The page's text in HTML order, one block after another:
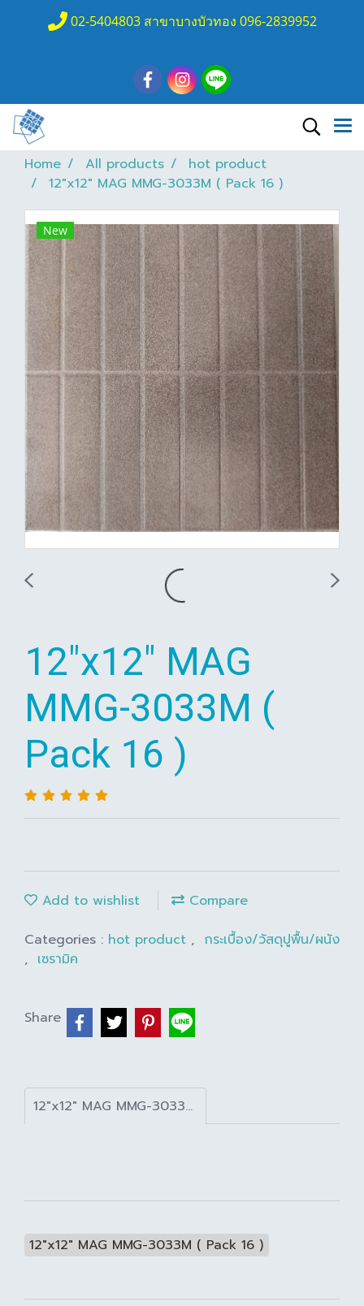
02-5404803 สาขาบางบัวทอง 096-2839952
Home All products
hot product
12"x12" MAG MMG-3033M ( Pack 16 )
New
12"x12" MAG
MMG-3033M (
Pack 16 )
Add to wishlist
Compare
Categories : hot product , กระเบื้อง/วัสดุปูพื้น/ผนัง
, เซรามิค
Share
12"x12" MAG MMG-3033M ( Pack 16 )
12"x12" MAG MMG-3033M ( Pack 16 )